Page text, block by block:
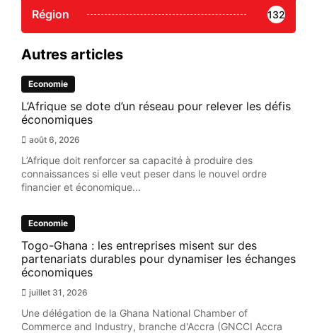
Région 132
Autres articles
Economie
L’Afrique se dote d’un réseau pour relever les défis
économiques
août 6, 2026
L’Afrique doit renforcer sa capacité à produire des
connaissances si elle veut peser dans le nouvel ordre
financier et économique...
Economie
Togo-Ghana : les entreprises misent sur des
partenariats durables pour dynamiser les échanges
économiques
juillet 31, 2026
Une délégation de la Ghana National Chamber of
Commerce and Industry, branche d'Accra (GNCCI Accra